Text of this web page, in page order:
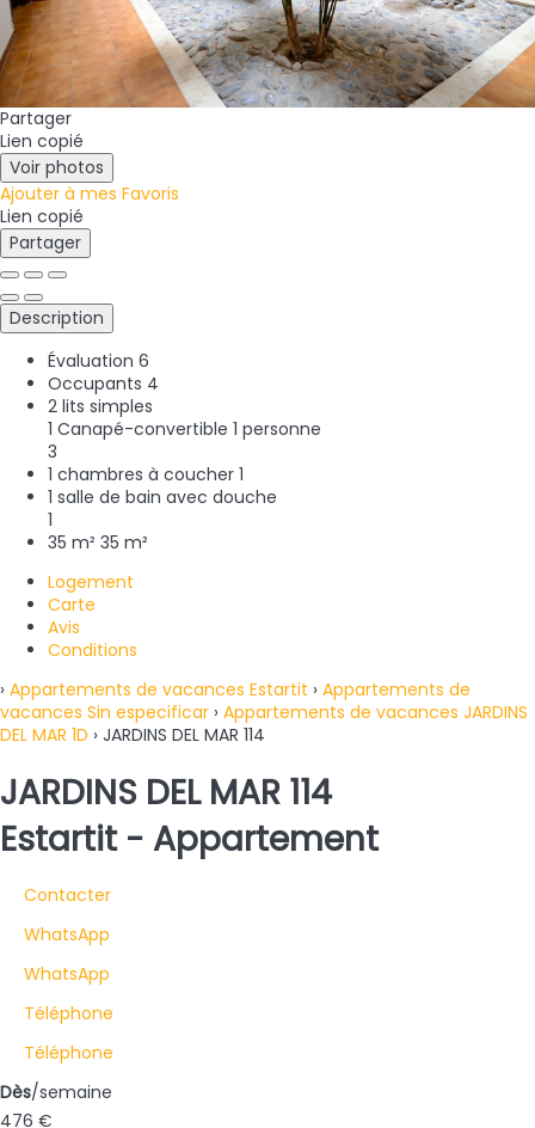
Partager
Lien copié
Voir photos
Ajouter à mes Favoris
Lien copié
Partager
Description
Évaluation 6
Occupants 4
2 lits simples
1 Canapé-convertible 1 personne
3
1 chambres à coucher 1
1 salle de bain avec douche
1
35 m² 35 m²
Logement
Carte
Avis
Conditions
› Appartements de vacances Estartit › Appartements de
vacances Sin especificar › Appartements de vacances JARDINS
DEL MAR 1D › JARDINS DEL MAR 114
JARDINS DEL MAR 114
Estartit - Appartement
Contacter
WhatsApp
WhatsApp
Téléphone
Téléphone
Dès/semaine
476 €